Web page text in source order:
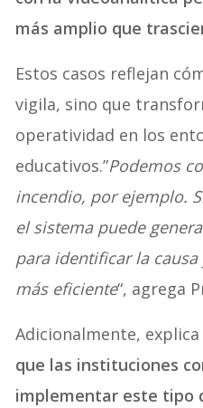
más amplio que
Estos casos reflejan
vigila, sino que
operatividad en los
educativos.”Podemos
incendio, por ejemplo.
el sistema puede
para identificar la
más eficiente“, agrega
Adicionalmente,
que las instituciones
implementar este tipo